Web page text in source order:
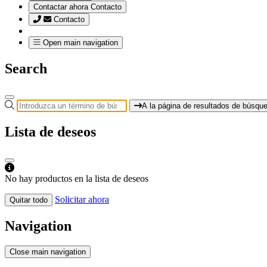
Contactar ahora Contacto
Contacto
Open main navigation
Search
A la página de resultados de
Lista de deseos
No hay productos en la lista de deseos
Quitar todo Solicitar ahora
Navigation
Close main navigation